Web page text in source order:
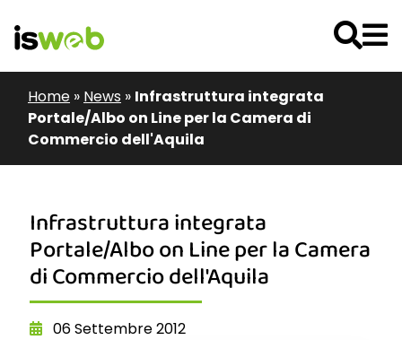
Home » News » Infrastruttura integrata
Portale/Albo on Line per la Camera di
Commercio dell'Aquila
Infrastruttura integrata
Portale/Albo on Line per la Camera
di Commercio dell'Aquila
06 Settembre 2012